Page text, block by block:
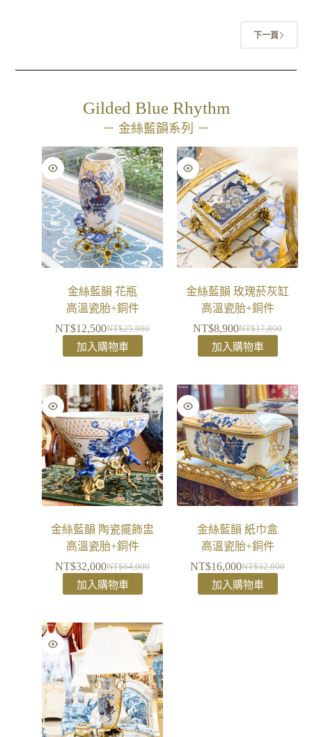
下一頁
Gilded Blue Rhythm
－ 金絲藍韻系列 －
金絲藍韻 花瓶
高溫瓷胎+銅件
NT$25,000
NT$12,500
加入購物車
金絲藍韻 玫瑰菸灰缸
高溫瓷胎+銅件
NT$17,800
NT$8,900
加入購物車
金絲藍韻 陶瓷擺飾盅
高溫瓷胎+銅件
NT$64,000
NT$32,000
加入購物車
金絲藍韻 紙巾盒
高溫瓷胎+銅件
NT$32,000
NT$16,000
加入購物車